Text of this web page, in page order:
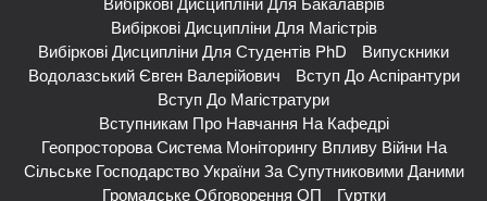
Вибіркові Дисципліни Для Магістрів
Вибіркові Дисципліни Для Студентів PhD
Випускники
Водолазський Євген Валерійович
Вступ До Аспірантури
Вступ До Магістратури
Вступникам Про Навчання На Кафедрі
Геопросторова Система Моніторингу Впливу Війни На
Сільське Господарство України За Супутниковими Даними
Громадське Обговорення ОП
Гуртки